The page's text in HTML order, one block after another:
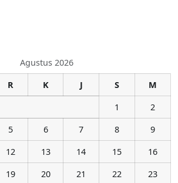
Agustus 2026
R K J S
M
1
2
5 6 7 8
9
12 13 14 15
16
19 20 21 22
23